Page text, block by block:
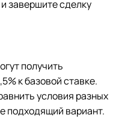
завершите сделку
получить
к базовой ставке.
условия разных
подходящий вариант.